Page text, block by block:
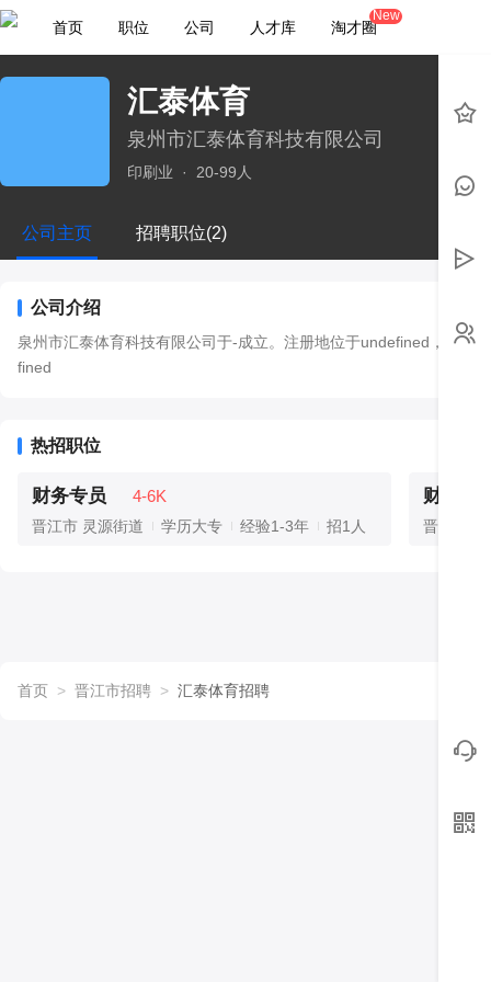
首页 职位 公司 人才库 淘才圈
New
汇泰体育
泉州市汇泰体育科技有限公司
印刷业 · 20-99人
公司主页 招聘职位(2)
公司介绍
泉州市汇泰体育科技有限公司于-成立。注册地位于undefined，法定
fined
热招职位
财务专员 4-6K
晋江市 灵源街道 学历大专 经验1-3年 招1人
财务专
晋江市
首页 > 晋江市招聘 > 汇泰体育招聘